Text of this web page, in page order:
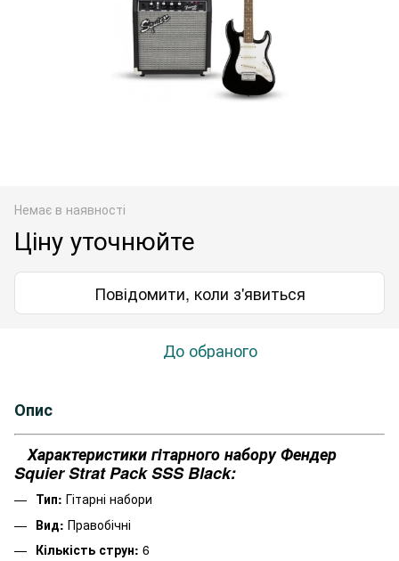
Немає в наявності
Ціну уточнюйте
Повідомити, коли з'явиться
До обраного
Опис
Характеристики гітарного набору Фендер
Squier Strat Pack SSS Black:
Тип: Гітарні набори
Вид: Правобічні
Кількість струн: 6